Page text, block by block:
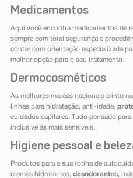
Medicamentos
Aqui você encontra medicamentos de
sempre com total segurança e
contar com orientação especializada
melhor opção para o seu tratamento.
Dermocosméticos
As melhores marcas nacionais e
linhas para hidratação, anti-idade,
cuidados capilares. Tudo pensado
inclusive as mais sensíveis.
Higiene pessoal e
Produtos para a sua rotina de
cremes hidratantes, desodorantes,